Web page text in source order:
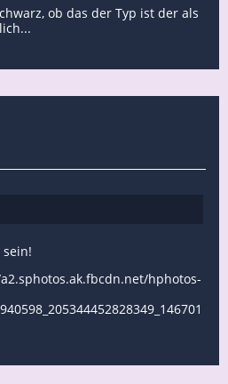
ob das der Typ ist der als
hphotos-